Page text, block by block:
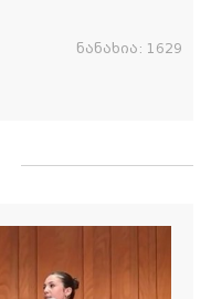
ნანახია: 1629